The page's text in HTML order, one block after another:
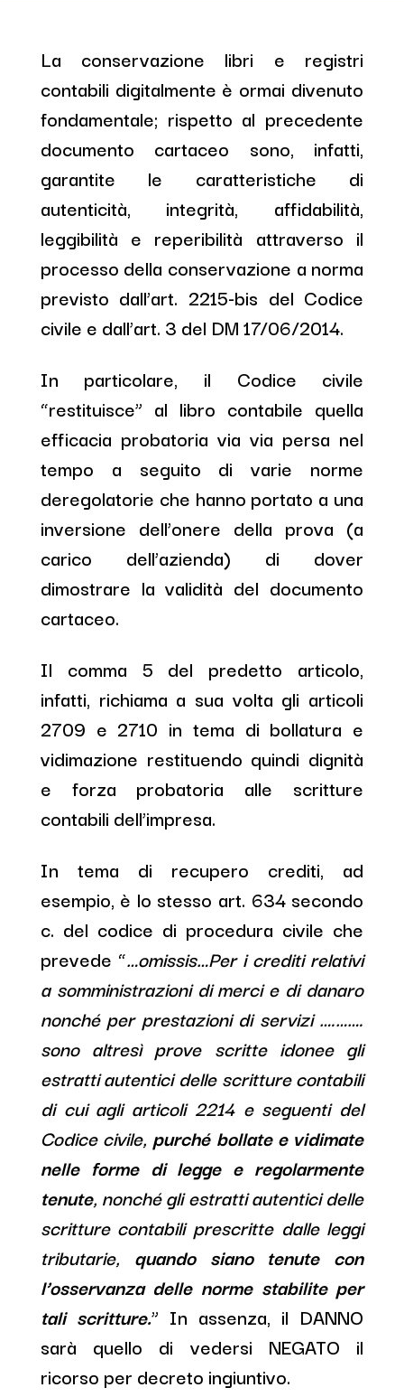
La conservazione libri e registri
contabili digitalmente è ormai divenuto
fondamentale; rispetto al precedente
documento cartaceo sono, infatti,
garantite le caratteristiche di
autenticità, integrità, affidabilità,
leggibilità e reperibilità attraverso il
processo della conservazione a norma
previsto dall’art. 2215-bis del Codice
civile e dall’art. 3 del DM 17/06/2014.
In particolare, il Codice civile
“restituisce” al libro contabile quella
efficacia probatoria via via persa nel
tempo a seguito di varie norme
deregolatorie che hanno portato a una
inversione dell’onere della prova (a
carico dell’azienda) di dover
dimostrare la validità del documento
cartaceo.
Il comma 5 del predetto articolo,
infatti, richiama a sua volta gli articoli
2709 e 2710 in tema di bollatura e
vidimazione restituendo quindi dignità
e forza probatoria alle scritture
contabili dell’impresa.
In tema di recupero crediti, ad
esempio, è lo stesso art. 634 secondo
c. del codice di procedura civile che
prevede “…omissis…Per i crediti relativi
a somministrazioni di merci e di danaro
nonché per prestazioni di servizi ….…….
sono altresì prove scritte idonee gli
estratti autentici delle scritture contabili
di cui agli articoli 2214 e seguenti del
Codice civile, purché bollate e vidimate
nelle forme di legge e regolarmente
tenute, nonché gli estratti autentici delle
scritture contabili prescritte dalle leggi
tributarie, quando siano tenute con
l’osservanza delle norme stabilite per
tali scritture.” In assenza, il DANNO
sarà quello di vedersi NEGATO il
ricorso per decreto ingiuntivo.